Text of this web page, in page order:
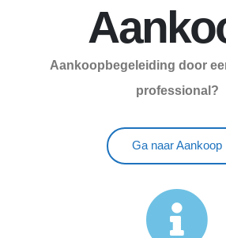
Aankoopbegeleiding door
professional?
Ga naar Aankoop